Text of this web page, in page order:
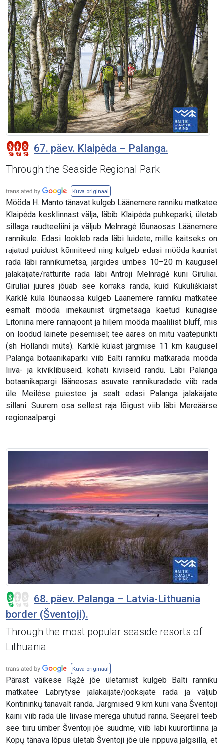
67. päev. Klaipėda – Palanga.
Through the Seaside Regional Park
Kuva originaal
Mööda H. Manto tänavat kulgeb Läänemere ranniku matkatee
Klaipėda kesklinnast välja, läbib Klaipėda puhkeparki, ületab
sillaga raudteeliini ja väljub Melnragė lõunaosas Läänemere
rannikule. Edasi lookleb rada läbi luidete, mille kaitseks on
rajatud puidust kõnniteed ning kulgeb edasi mööda kaunist
rada läbi rannikumetsa, järgides umbes 10–20 m kaugusel
jalakäijate/ratturite rada läbi Antroji Melnragė kuni Giruliai.
Giruliai juures jõuab see korraks randa, kuid Kukuliškiaist
Karklė küla lõunaossa kulgeb Läänemere ranniku matkatee
esmalt mööda imekaunist ürgmetsaga kaetud kunagise
Litoriina mere rannajoont ja hiljem mööda maalilist bluff, mis
on loodud lainete pesemisel; tee ääres on mitu vaatepunkti
(sh Hollandi müts). Karklė külast järgmise 11 km kaugusel
Palanga botaanikaparki viib Balti ranniku matkarada mööda
liiva- ja kiviklibuseid, kohati kiviseid randu. Läbi Palanga
botaanikapargi lääneosas asuvate rannikuradade viib rada
üle Meilėse puiestee ja sealt edasi Palanga jalakäijate
sillani. Suurem osa sellest raja lõigust viib läbi Mereäärse
regionaalpargi.
68. päev. Palanga – Latvia-Lithuania
border (Šventoji).
Through the most popular seaside resorts of
Lithuania
Kuva originaal
Pärast väikese Rąžė jõe ületamist kulgeb Balti ranniku
matkatee Labrytyse jalakäijate/jooksjate rada ja väljub
Kontininkų tänavalt randa. Järgmised 9 km kuni vana Šventoji
kaini viib rada üle liivase merega uhutud ranna. Seejärel teeb
see tiiru ümber Šventoji jõe suudme, viib läbi kuurortlinna ja
Kopų tänava lõpus ületab Šventoji jõe üle rippuva jalgsilla, et